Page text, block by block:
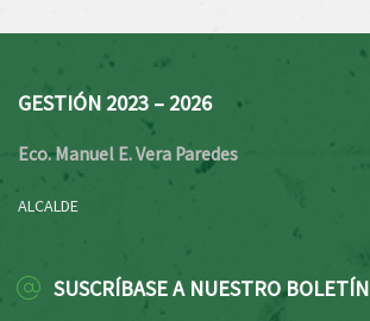
GESTIÓN 2023 – 2026
Eco. Manuel E. Vera Paredes
ALCALDE
SUSCRÍBASE A NUESTRO BOLETÍN